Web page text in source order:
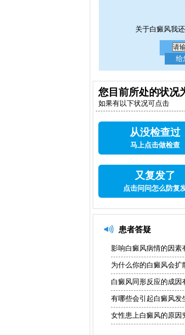
关于白癜风我
您目前所处的状况
如果有以下状况可点击
从没检查过
马上点击做检查
又复发了
点击问问怎么防复
患者答疑
影响白癜风病情的因素
为什么你的白癜风会扩
白癜风同形反应的成因
有哪些会引起白癜风发
女性患上白癜风的原因